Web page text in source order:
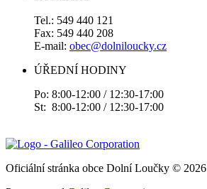
Tel.: 549 440 121
Fax: 549 440 208
E-mail: obec@dolniloucky.cz
ÚŘEDNÍ HODINY
Po: 8:00-12:00 / 12:30-17:00
St: 8:00-12:00 / 12:30-17:00
Oficiální stránka obce Dolní Loučky © 2026